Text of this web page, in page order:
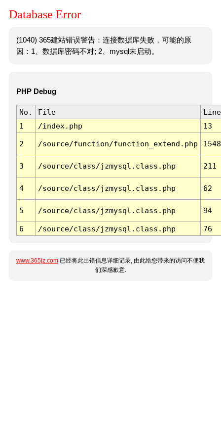
Database Error
(1040) 365建站错误警告：连接数据库失败，可能的原
因：1、数据库密码不对; 2、mysql未启动。
PHP Debug
No. File
Line
1
/index.php 13
2 /source/function/function_extend.php 1548
3 /source/class/jzmysql.class.php 211
4 /source/class/jzmysql.class.php 62
5 /source/class/jzmysql.class.php 94
6 /source/class/jzmysql.class.php 76
www.365jz.com 已经将此出错信息详细记录, 由此给您带来的访问不便我
们深感歉意.